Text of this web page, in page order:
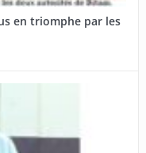
en triomphe par les